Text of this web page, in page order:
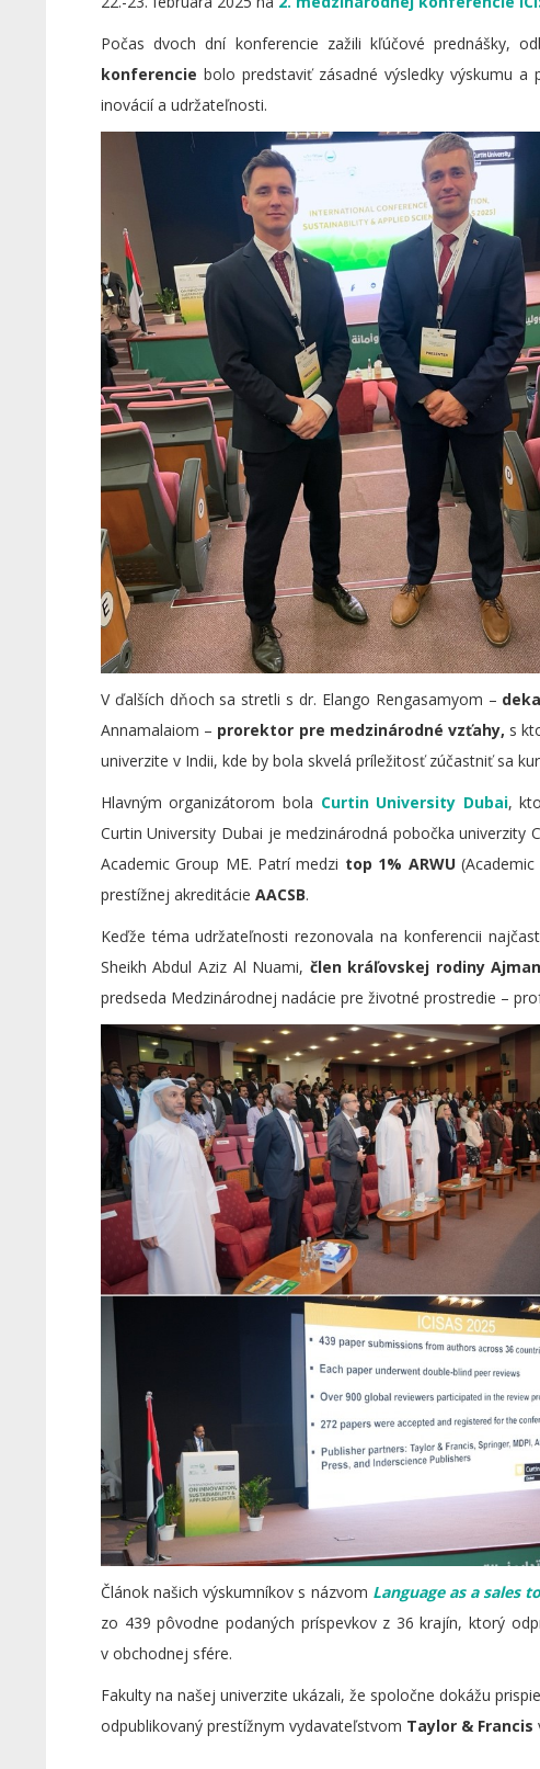
Počas dvoch dní konferencie zažili kľúčové prednášky,
konferencie bolo predstaviť zásadné výsledky výskumu
inovácií a udržateľnosti.
V ďalších dňoch sa stretli s dr. Elango Rengasamyom –
Annamalaiom – prorektor pre medzinárodné vzťahy, s
univerzite v Indii, kde by bola skvelá príležitosť zúčastniť sa
Hlavným organizátorom bola Curtin University Dubai,
Curtin University Dubai je medzinárodná pobočka univerzity
Academic Group ME. Patrí medzi top 1% ARWU(Academic
prestížnej akreditácie AACSB.
Keďže téma udržateľnosti rezonovala na konferencii
Sheikh Abdul Aziz Al Nuami, člen kráľovskej rodiny Ajman
predseda Medzinárodnej nadácie pre životné prostredie –
Článok našich výskumníkov s názvom Language as a sales
zo 439 pôvodne podaných príspevkov z 36 krajín, ktorý
v obchodnej sfére.
Fakulty na našej univerzite ukázali, že spoločne dokážu
odpublikovaný prestížnym vydavateľstvom Taylor & Francis